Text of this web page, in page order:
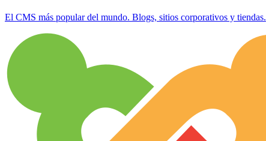
El CMS más popular del mundo. Blogs, sitios corporativos y tiendas.